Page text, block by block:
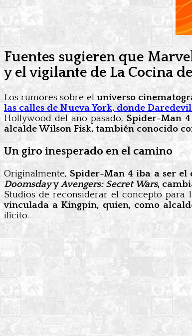
Fuentes sugieren que
y el vigilante de La Cocina
Los rumores sobre el universo
las calles de Nueva York, donde
Hollywood del año pasado, Spider-Man
alcalde Wilson Fisk, también conocido
Un giro inesperado en el camino
Originalmente,Spider-Man 4 iba a ser el
DoomsdayyAvengers: Secret Wars,
Studios de reconsiderar el concepto para
vinculada a Kingpin, quien, como
ilícito.